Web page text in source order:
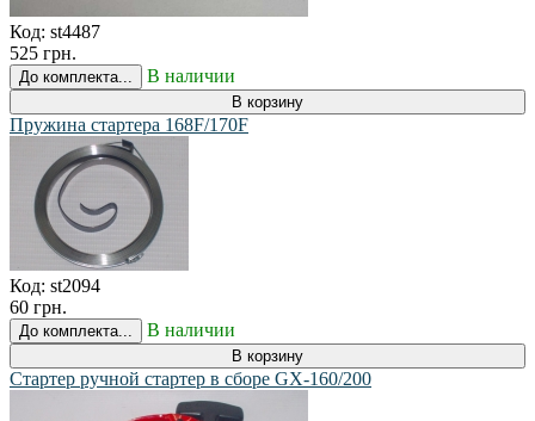
Код: st4487
525 грн.
До комплекта... В наличии
В корзину
Пружина стартера 168F/170F
Код: st2094
60 грн.
До комплекта... В наличии
В корзину
Стартер ручной стартер в сборе GX-160/200